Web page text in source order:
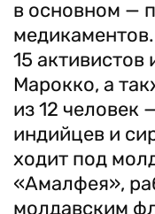
в основном —
15
Марокко, а
из 12 человек
индийцев и
ходит под
«Амалфея»,
молдавским